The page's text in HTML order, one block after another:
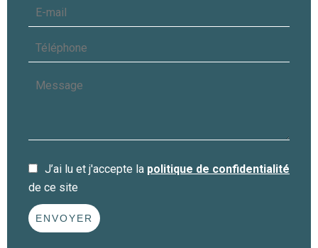
J’ai lu et j'accepte la politique de confidentialité
de ce site
ENVOYER